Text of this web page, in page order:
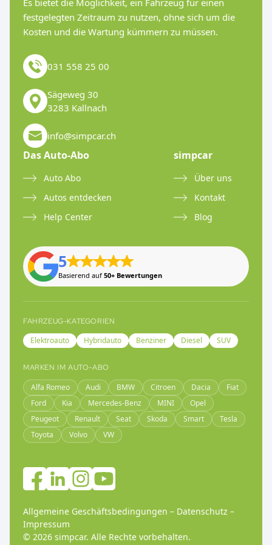
Es bietet die Möglichkeit, ein Fahrzeug für einen
festgelegten Zeitraum zu nutzen, ohne sich um die
Kosten und die Wartung kümmern zu müssen.
031 558 25 00
Sägeweg 30
3283 Kallnach
info@simpcar.ch
Das Auto-Abo
Auto Abo
Autos entdecken
Help Center
simpcar
Über uns
Kontakt
Blog
5
Basierend auf50+ Bewertungen
FAHRZEUG-KATEGORIEN
Elektroauto Hybridauto Benziner Diesel SUV
MARKEN IM AUTO-ABO
Alfa Romeo Audi BMW Citroen Dacia
Fiat
Ford
Kia Mercedes-Benz MINI
Opel
Peugeot
Renault Seat Skoda Smart
Tesla
Toyota
Volvo VW
Allgemeine Geschäftsbedingungen – Datenschutz –
Impressum
© 2026 simpcar. Alle Rechte vorbehalten.